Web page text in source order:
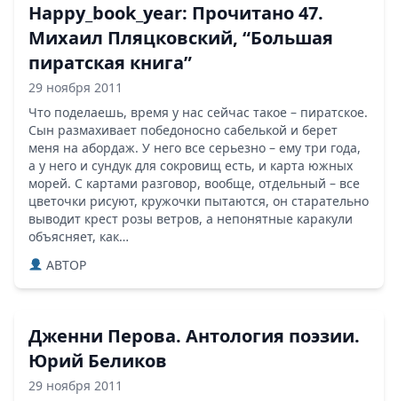
Happy_book_year: Прочитано 47.
Михаил Пляцковский, “Большая
пиратская книга”
29 ноября 2011
Что поделаешь, время у нас сейчас такое – пиратское.
Сын размахивает победоносно сабелькой и берет
меня на абордаж. У него все серьезно – ему три года,
а у него и сундук для сокровищ есть, и карта южных
морей. С картами разговор, вообще, отдельный – все
цветочки рисуют, кружочки пытаются, он старательно
выводит крест розы ветров, а непонятные каракули
объясняет, как…
ABTOP
Дженни Перова. Антология поэзии.
Юрий Беликов
29 ноября 2011